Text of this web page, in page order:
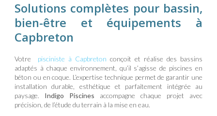
Solutions complètes pour bassin,
bien-être et équipements à
Capbreton
Votre pisciniste à Capbreton conçoit et réalise des bassins
adaptés à chaque environnement, qu’il s’agisse de piscines en
béton ou en coque. L’expertise technique permet de garantir une
installation durable, esthétique et parfaitement intégrée au
paysage. Indigo Piscines accompagne chaque projet avec
précision, de l’étude du terrain à la mise en eau.